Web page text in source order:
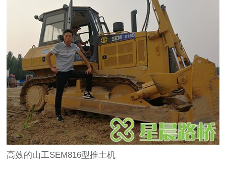
高效的山工SEM816型推土机